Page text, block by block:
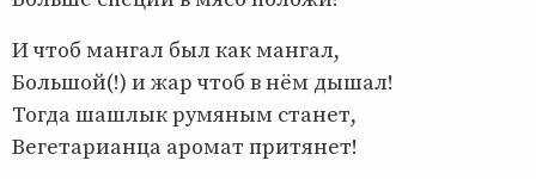
И чтоб мангал был как мангал,
Большой(!) и жар чтоб в нём дышал!
Тогда шашлык румяным станет,
Вегетарианца аромат притянет!